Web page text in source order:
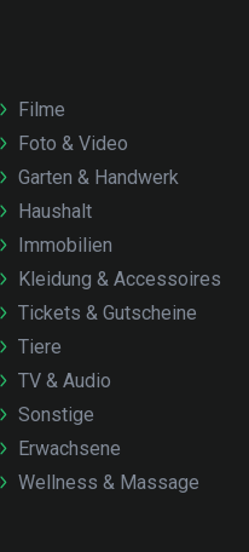
Filme
Foto & Video
Garten & Handwerk
Haushalt
Immobilien
Kleidung & Accessoires
Tickets & Gutscheine
Tiere
TV & Audio
Sonstige
Erwachsene
Wellness & Massage